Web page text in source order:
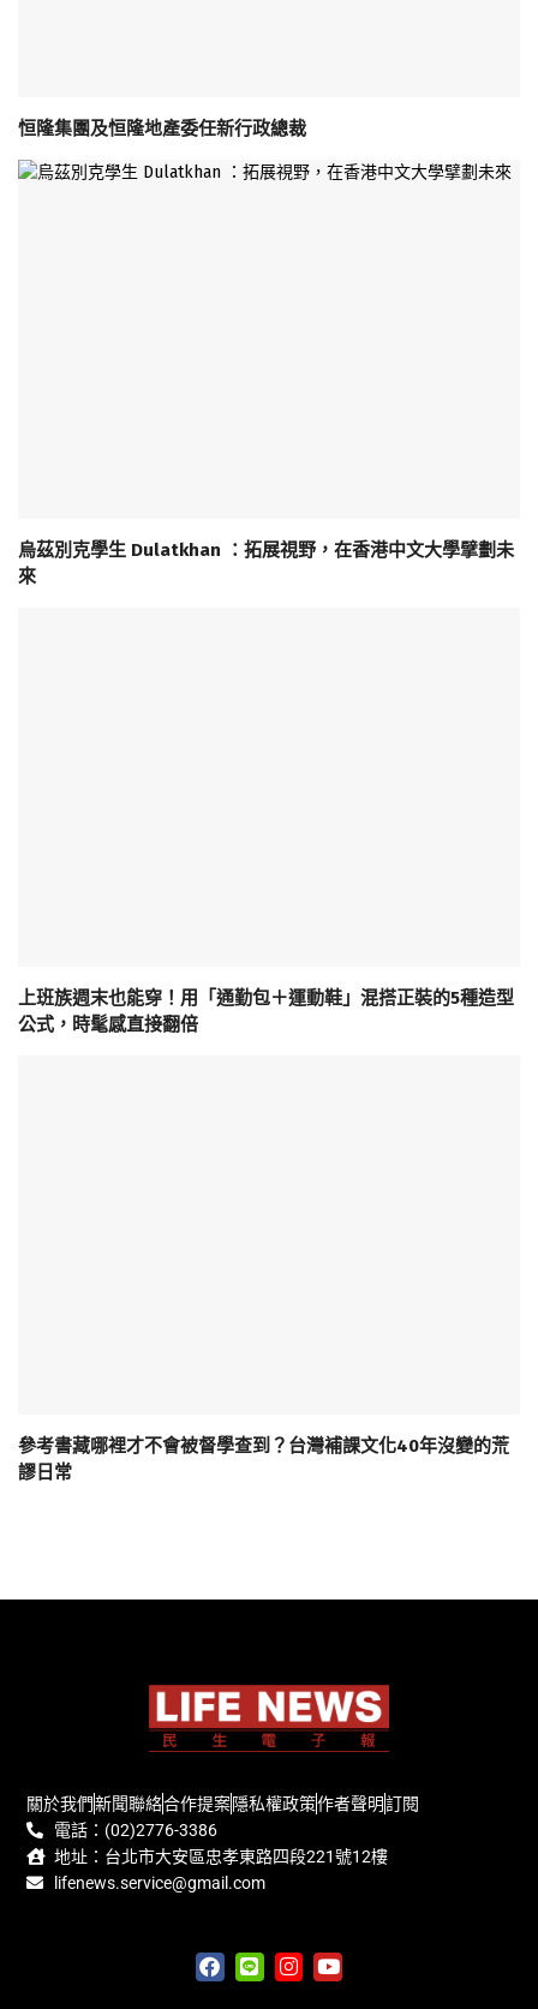
恒隆集團及恒隆地產委任新行政總裁
烏茲別克學生 Dulatkhan ：拓展視野，在香港中文大學擘劃未
來
上班族週末也能穿！用「通勤包＋運動鞋」混搭正裝的5種造型
公式，時髦感直接翻倍
參考書藏哪裡才不會被督學查到？台灣補課文化40年沒變的荒
謬日常
關於我們新聞聯絡合作提案隱私權政策作者聲明訂閱
電話：(02)2776-3386
地址：台北市大安區忠孝東路四段221號12樓
lifenews.service@gmail.com